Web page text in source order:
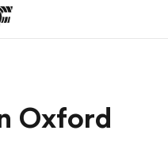
Oxford